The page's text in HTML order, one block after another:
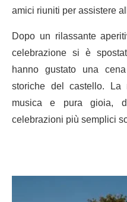
amici riuniti per assistere
Dopo un rilassante
celebrazione si è
hanno gustato una
storiche del castello.
musica e pura gioia,
celebrazioni più semplici